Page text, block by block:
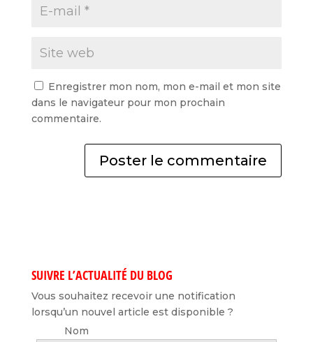
Enregistrer mon nom, mon e-mail et mon site
dans le navigateur pour mon prochain
commentaire.
SUIVRE L’ACTUALITÉ DU BLOG
Vous souhaitez recevoir une notification
lorsqu’un nouvel article est disponible ?
Nom